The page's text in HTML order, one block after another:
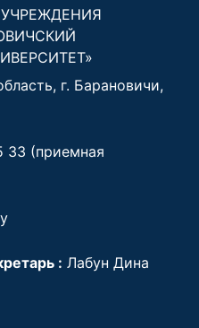
г. Барановичи,
33 (приемная
: Лабун Дина